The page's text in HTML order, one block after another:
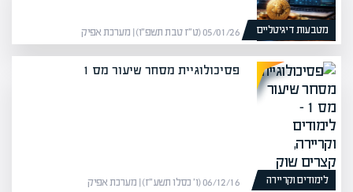
מטבעות דיגיטליים 05/01/26 (ט״ז טבת תשפ״ו) | מערכת אפיק
לימודים וקריירה
פסיכולוגיית מסחר שיעור מס 1
06/12/16 (ו׳ כסלו תשע״ז) | מערכת אפיק